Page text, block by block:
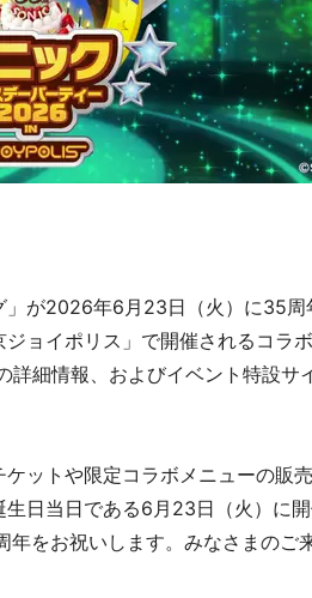
が2026年6月23日（火）に35周
ョイポリス」で開催されるコラ
細情報、およびイベント特設サ
ットや限定コラボメニューの販
日当日である6月23日（火）に
をお祝いします。みなさまのご